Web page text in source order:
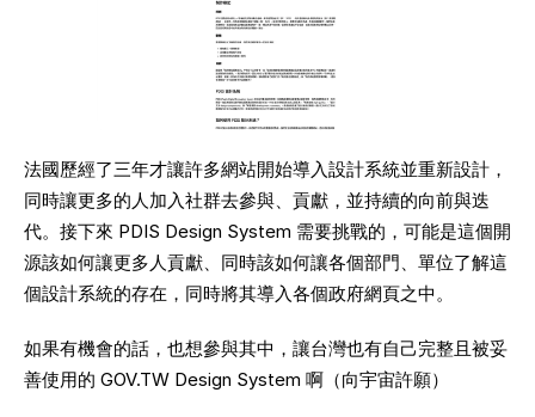
法國歷經了三年才讓許多網站開始導入設計系統並重新設計，
同時讓更多的人加入社群去參與、貢獻，並持續的向前與迭
代。接下來 PDIS Design System 需要挑戰的，可能是這個開
源該如何讓更多人貢獻、同時該如何讓各個部門、單位了解這
個設計系統的存在，同時將其導入各個政府網頁之中。
如果有機會的話，也想參與其中，讓台灣也有自己完整且被妥
善使用的 GOV.TW Design System 啊（向宇宙許願）